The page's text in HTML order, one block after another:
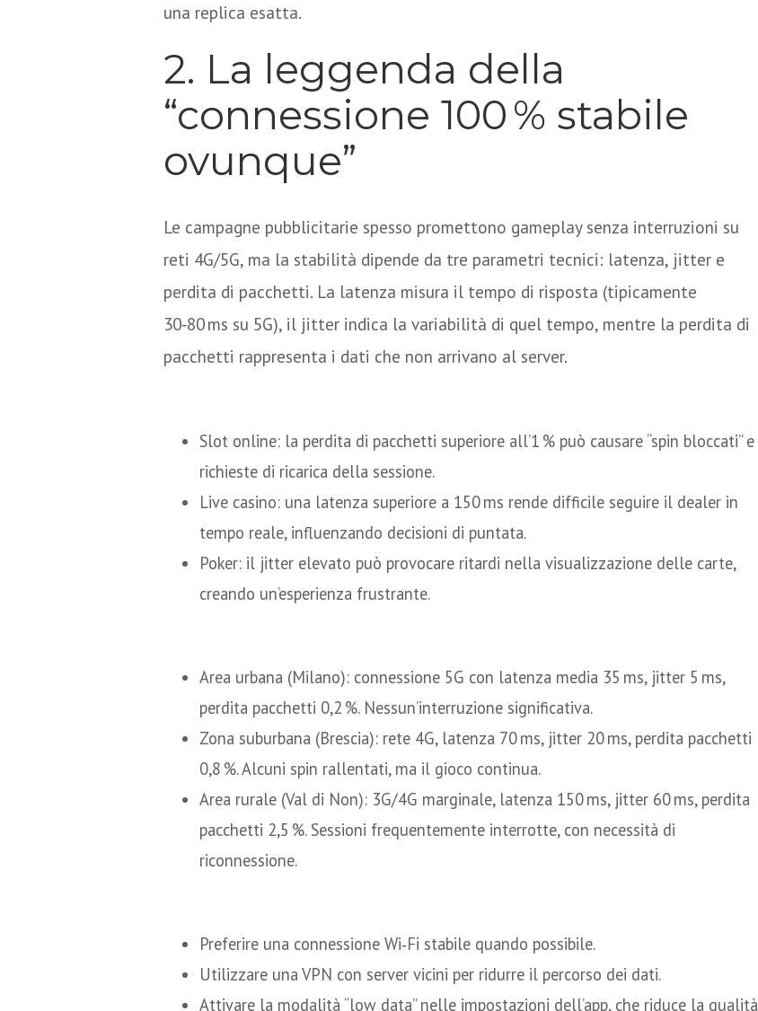
una replica esatta.
2. La leggenda della
“connessione 100 % stabile
ovunque”
Le campagne pubblicitarie spesso promettono gameplay senza interruzioni su
reti 4G/5G, ma la stabilità dipende da tre parametri tecnici: latenza, jitter e
perdita di pacchetti. La latenza misura il tempo di risposta (tipicamente
30‑80 ms su 5G), il jitter indica la variabilità di quel tempo, mentre la perdita di
pacchetti rappresenta i dati che non arrivano al server.
Slot online: la perdita di pacchetti superiore all’1 % può causare “spin bloccati” e
richieste di ricarica della sessione.
Live casino: una latenza superiore a 150 ms rende difficile seguire il dealer in
tempo reale, influenzando decisioni di puntata.
Poker: il jitter elevato può provocare ritardi nella visualizzazione delle carte,
creando un’esperienza frustrante.
Area urbana (Milano): connessione 5G con latenza media 35 ms, jitter 5 ms,
perdita pacchetti 0,2 %. Nessun’interruzione significativa.
Zona suburbana (Brescia): rete 4G, latenza 70 ms, jitter 20 ms, perdita pacchetti
0,8 %. Alcuni spin rallentati, ma il gioco continua.
Area rurale (Val di Non): 3G/4G marginale, latenza 150 ms, jitter 60 ms, perdita
pacchetti 2,5 %. Sessioni frequentemente interrotte, con necessità di
riconnessione.
Preferire una connessione Wi‑Fi stabile quando possibile.
Utilizzare una VPN con server vicini per ridurre il percorso dei dati.
Attivare la modalità “low data” nelle impostazioni dell’app, che riduce la qualità